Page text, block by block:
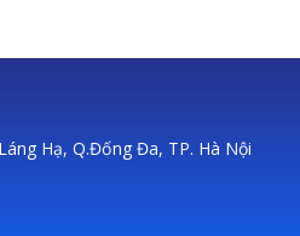
Hạ, Q.Đống Đa, TP. Hà Nội